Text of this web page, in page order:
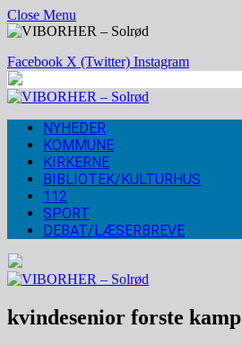
Close Menu
Facebook X (Twitter) Instagram
NYHEDER
KOMMUNE
KIRKERNE
BIBLIOTEK/KULTURHUS
112
SPORT
DEBAT/LÆSERBREVE
kvindesenior forste kamp